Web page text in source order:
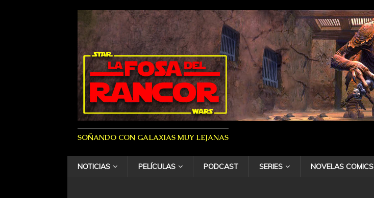
SOÑANDO CON GALAXIAS MUY LEJANAS
NOTICIAS PELÍCULAS PODCAST SERIES NOVELAS COMICS